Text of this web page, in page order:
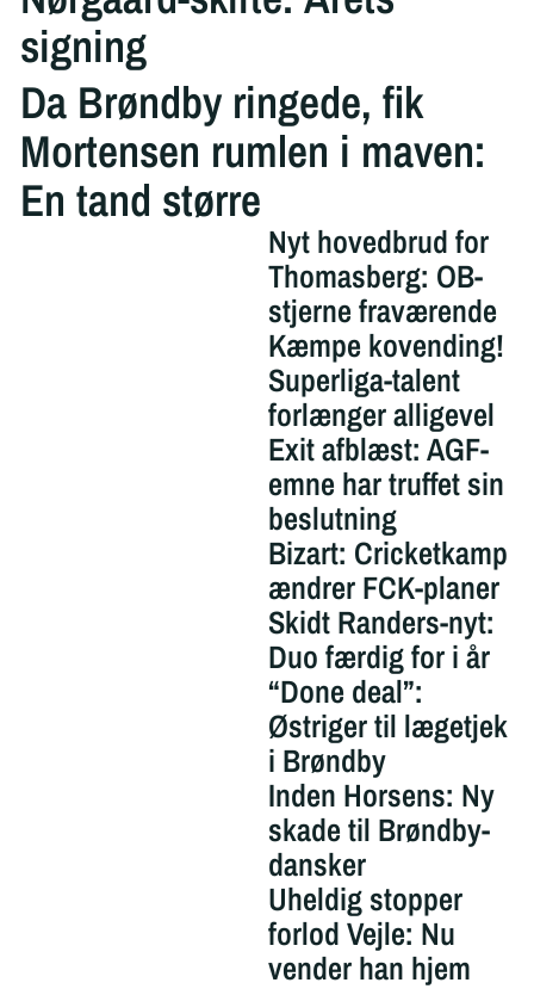
signing
Da Brøndby ringede, fik
Mortensen rumlen i maven:
En tand større
Nyt hovedbrud for
Thomasberg: OB-
stjerne fraværende
Kæmpe kovending!
Superliga-talent
forlænger alligevel
Exit afblæst: AGF-
emne har truffet sin
beslutning
Bizart: Cricketkamp
ændrer FCK-planer
Skidt Randers-nyt:
Duo færdig for i år
“Done deal”:
Østriger til lægetjek
i Brøndby
Inden Horsens: Ny
skade til Brøndby-
dansker
Uheldig stopper
forlod Vejle: Nu
vender han hjem